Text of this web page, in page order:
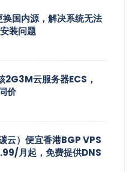
国内源，解决系统无法
装问题
2G3M云服务器ECS，
价
）便宜香港BGP VPS
月起，免费提供DNS